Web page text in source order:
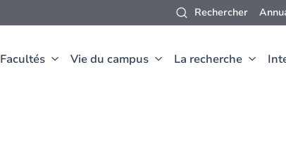
Rechercher
Facultés Vie du campus La recherche